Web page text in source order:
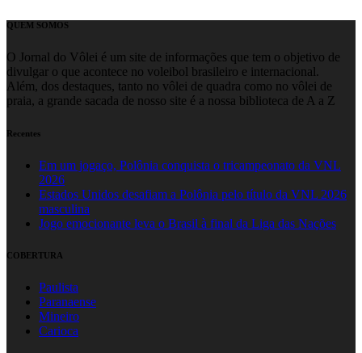
QUEM SOMOS
O Jornal do Vôlei é um site de informações que tem o objetivo de
divulgar o que acontece no voleibol brasileiro e internacional.
Além, dos destaques, tanto no vôlei de quadra como no vôlei de
praia, a grande sacada de nosso site é a nossa biblioteca de A a Z
Recentes
Em um jogaço, Polônia conquista o tricampeonato da VNL
2026
Estados Unidos desafiam a Polônia pelo título da VNL 2026
masculina
Jogo emocionante leva o Brasil à final da Liga das Nações
COBERTURA
Paulista
Paranaense
Mineiro
Carioca